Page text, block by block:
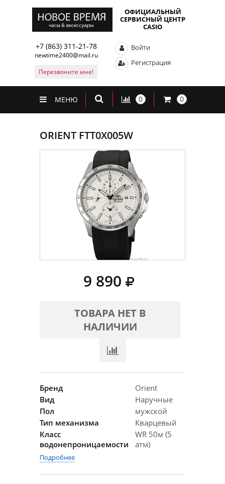
ОФИЦИАЛЬНЫЙ
СЕРВИСНЫЙ ЦЕНТР
CASIO
+7 (863) 311-21-78
newtime2400@mail.ru
Перезвоните мне!
Войти
Регистрация
МЕНЮ 0 0
ORIENT FTT0X005W
9 890
ТОВАРА НЕТ В
НАЛИЧИИ
Бренд
Orient
Вид
Наручные
Пол
мужской
Тип механизма
Кварцевый
Класс
водонепроницаемости
WR 50м (5
атм)
Подробнее